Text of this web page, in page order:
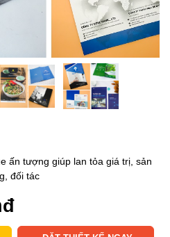
ấn tượng giúp lan tỏa giá trị, sản
đối tác